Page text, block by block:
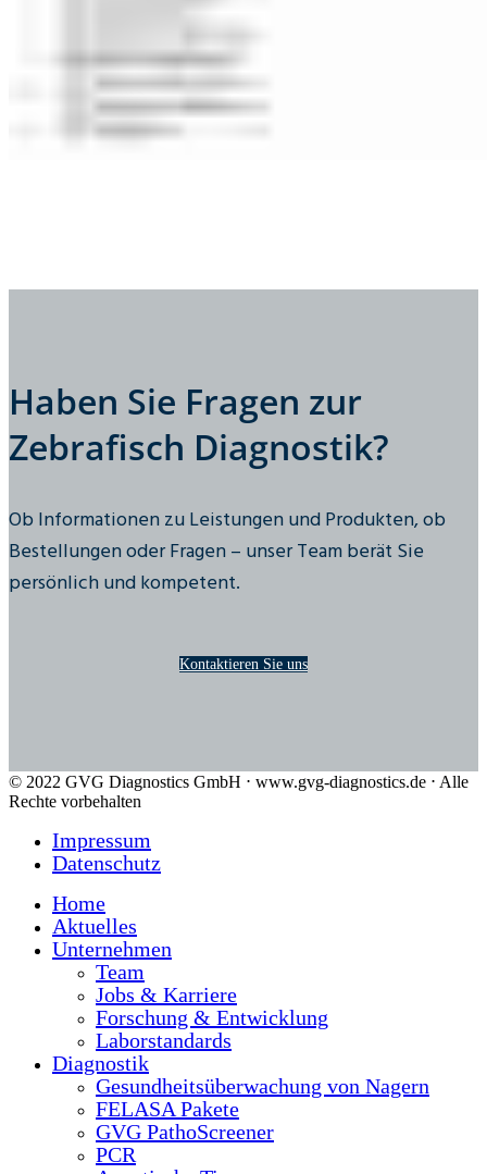
Haben Sie Fragen zur
Zebrafisch Diagnostik?
Ob Informationen zu Leistungen und Produkten, ob
Bestellungen oder Fragen – unser Team berät Sie
persönlich und kompetent.
Kontaktieren Sie uns
© 2022 GVG Diagnostics GmbH ⋅ www.gvg-diagnostics.de ⋅ Alle
Rechte vorbehalten
Impressum
Datenschutz
Home
Aktuelles
Unternehmen
Team
Jobs & Karriere
Forschung & Entwicklung
Laborstandards
Diagnostik
Gesundheitsüberwachung von Nagern
FELASA Pakete
GVG PathoScreener
PCR